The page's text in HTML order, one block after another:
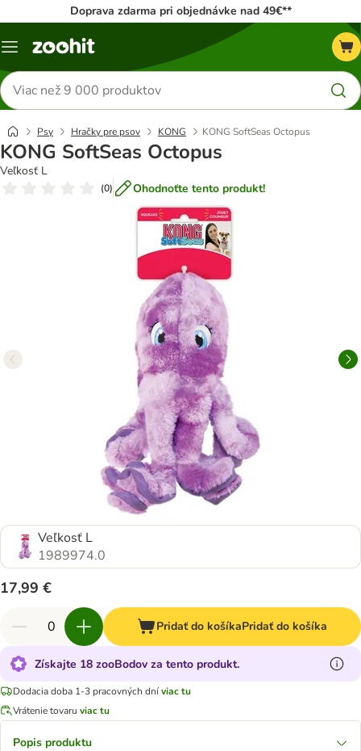
Doprava zdarma pri objednávke nad 49€**
Kategórie
Hľadať
produkty
Psy Hračky pre psov KONG KONG SoftSeas Octopus
KONG SoftSeas Octopus
Veľkosť L
(0) Ohodnoťte tento produkt!
Veľkosť L
1989974.0
17,99 €
Pridať do košíkaPridať do košíka
Získajte 18 zooBodov za tento produkt.
Dodacia doba 1-3 pracovných dníviac tu
Vrátenie tovaru viac tu
Popis produktu